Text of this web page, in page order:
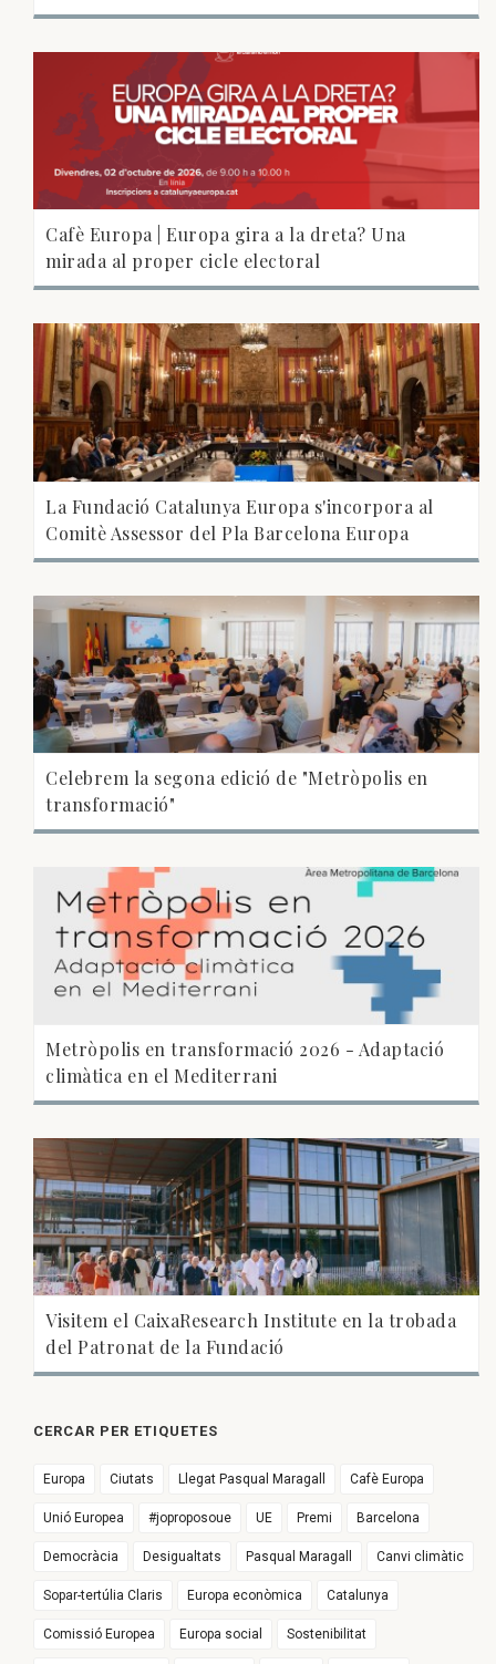
Cafè Europa | Europa gira a la dreta? Una
mirada al proper cicle electoral
La Fundació Catalunya Europa s'incorpora al
Comitè Assessor del Pla Barcelona Europa
Celebrem la segona edició de "Metròpolis en
transformació"
Metròpolis en transformació 2026 - Adaptació
climàtica en el Mediterrani
Visitem el CaixaResearch Institute en la trobada
del Patronat de la Fundació
CERCAR PER ETIQUETES
Europa Ciutats Llegat Pasqual Maragall Cafè Europa
Unió Europea #joproposoue UE Premi Barcelona
Democràcia Desigualtats Pasqual Maragall Canvi climàtic
Sopar-tertúlia Claris Europa econòmica Catalunya
Comissió Europea Europa social Sostenibilitat